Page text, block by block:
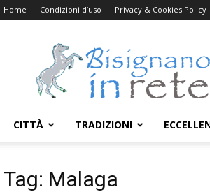
Home Condizioni d’uso Privacy & Cookies Policy
Bisignanoinrete.com
CITTÀ TRADIZIONI
Tag: Malaga